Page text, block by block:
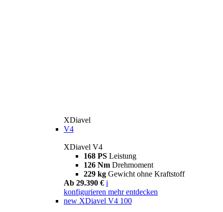
XDiavel
V4
XDiavel V4
168 PS Leistung
126 Nm Drehmoment
229 kg Gewicht ohne Kraftstoff
Ab 29.390 € i
konfigurieren mehr entdecken
new XDiavel V4 100